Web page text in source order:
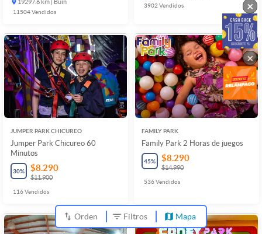
19297.6 km | Buin
11504Vendidos
3902 Vendidos
JUMPER PARK CHICUREO
Jumper Park Chicureo 60
Minutos
30% $8.290
$11.900
116Vendidos
FAMILY PARK
Family Park 2 Horas de juegos
45% $8.290
$14.990
536Vendidos
Orden Filtros Mapa
×
×